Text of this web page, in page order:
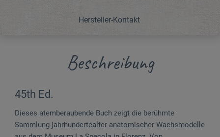
Hersteller-Kontakt
Beschreibung
45th Ed.
Dieses atemberaubende Buch zeigt die berühmte
Sammlung jahrhundertealter anatomischer Wachsmodelle